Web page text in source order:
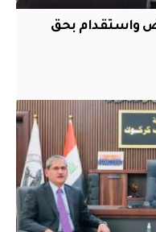
صدور 26 أمر قبض واستقدام بحق